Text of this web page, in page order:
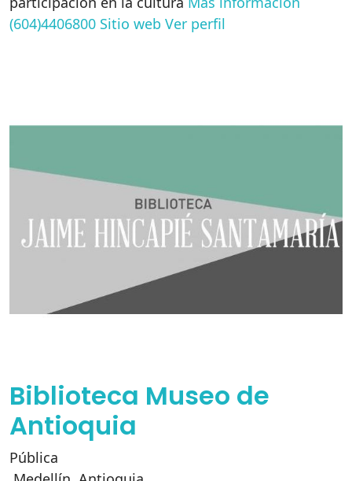
(604)4406800 Sitio web Ver perfil
Biblioteca Museo de
Antioquia
Pública